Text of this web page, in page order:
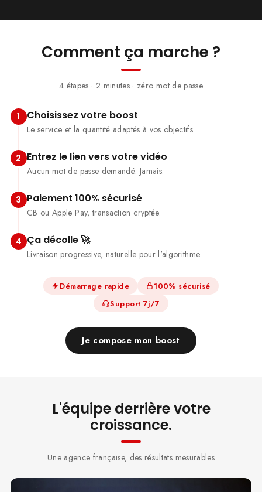
Comment ça marche ?
4 étapes · 2 minutes · zéro mot de passe
1 Choisissez votre boost
Le service et la quantité adaptés à vos objectifs.
2 Entrez le lien vers votre vidéo
Aucun mot de passe demandé. Jamais.
3 Paiement 100% sécurisé
CB ou Apple Pay, transaction cryptée.
4 Ça décolle 🚀
Livraison progressive, naturelle pour l'algorithme.
Démarrage rapide
100% sécurisé
Support 7j/7
Je compose mon boost
L'équipe derrière votre
croissance.
Une agence française, des résultats mesurables